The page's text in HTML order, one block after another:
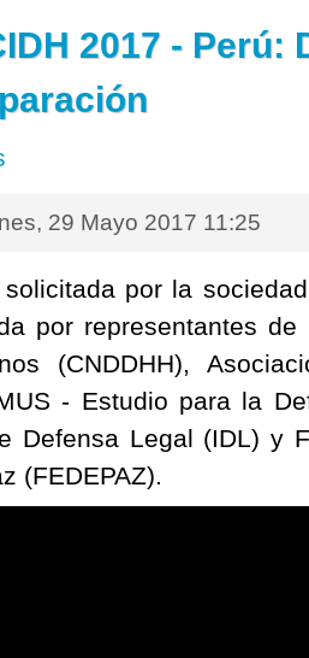
2017 - Perú:
29 Mayo 2017 11:25
por la
por representantes
(CNDDHH),
- Estudio para la
Defensa Legal (IDL) y
(FEDEPAZ).